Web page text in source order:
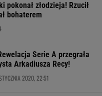
pokonał złodzieja! Rzucił
bohaterem
Serie A przegrała
Arkadiusza Recy!
2020, 22:51